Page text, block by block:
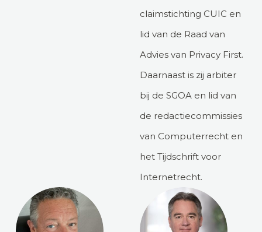
claimstichting CUIC en
lid van de Raad van
Advies van Privacy First.
Daarnaast is zij arbiter
bij de SGOA en lid van
de redactiecommissies
van Computerrecht en
het Tijdschrift voor
Internetrecht.